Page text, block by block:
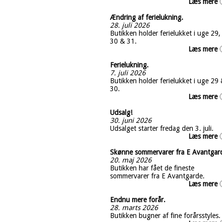
Ændring af ferielukning.
28. juli 2026
Butikken holder ferielukket i uge 29,
30 & 31.
Læs mere
Ferielukning.
7. juli 2026
Butikken holder ferielukket i uge 29
30.
Læs mere
Udsalg!
30. juni 2026
Udsalget starter fredag den 3. juli.
Læs mere
Skønne sommervarer fra E
20. maj 2026
Butikken har fået de fineste
sommervarer fra E Avantgarde.
Læs mere
Endnu mere forår.
28. marts 2026
Butikken bugner af fine forårsstyles.